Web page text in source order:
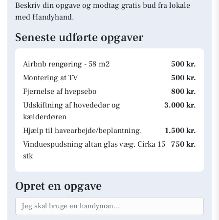
Beskriv din opgave og modtag gratis bud fra lokale
med Handyhand.
Seneste udførte opgaver
Airbnb rengøring - 58 m2
500 kr.
Montering at TV
500 kr.
Fjernelse af hvepsebo
800 kr.
Udskiftning af hovededør og
kælderdøren
3.000 kr.
Hjælp til havearbejde/beplantning.
1.500 kr.
Vinduespudsning altan glas væg. Cirka 15
stk
750 kr.
Opret en opgave